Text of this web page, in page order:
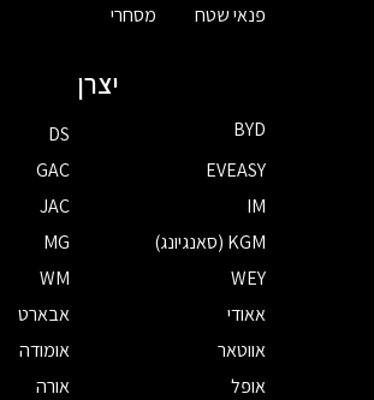
פנאי שטח
מסחרי
יצרן
BYD
DS
EVEASY
GAC
IM
JAC
KGM (סאנגיונג)
MG
WEY
WM
אאודי
אבארט
אווטאר
אומודה
אופל
אורה